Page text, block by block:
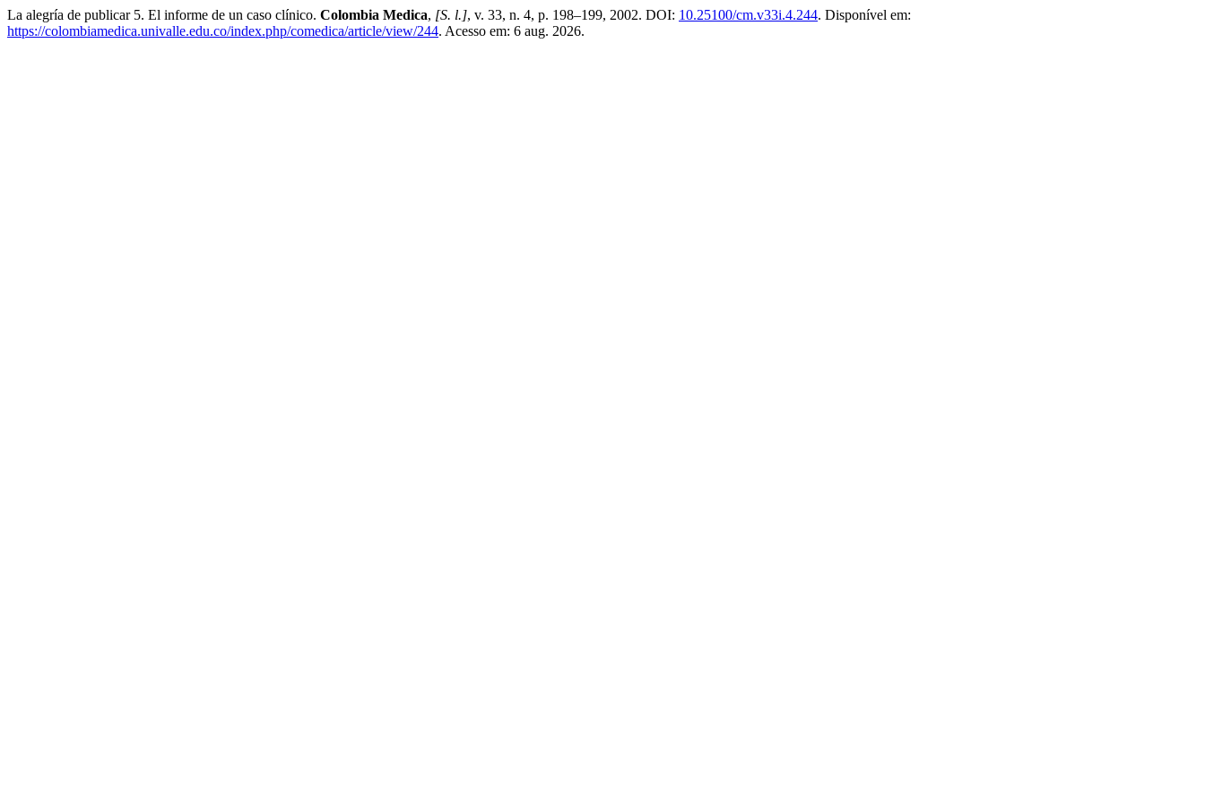
La alegría de publicar 5. El informe de un caso clínico. Colombia Medica, [S. l.], v. 33, n. 4, p. 198–199, 2002. DOI: 10.25100/cm.v33i.4.244. Disponível em:
https://colombiamedica.univalle.edu.co/index.php/comedica/article/view/244. Acesso em: 6 aug. 2026.